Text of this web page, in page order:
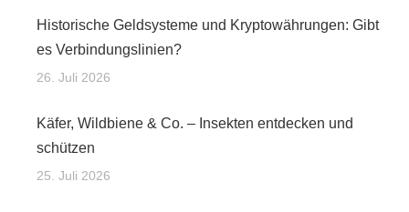
Historische Geldsysteme und Kryptowährungen: Gibt
es Verbindungslinien?
26. Juli 2026
Käfer, Wildbiene & Co. – Insekten entdecken und
schützen
25. Juli 2026